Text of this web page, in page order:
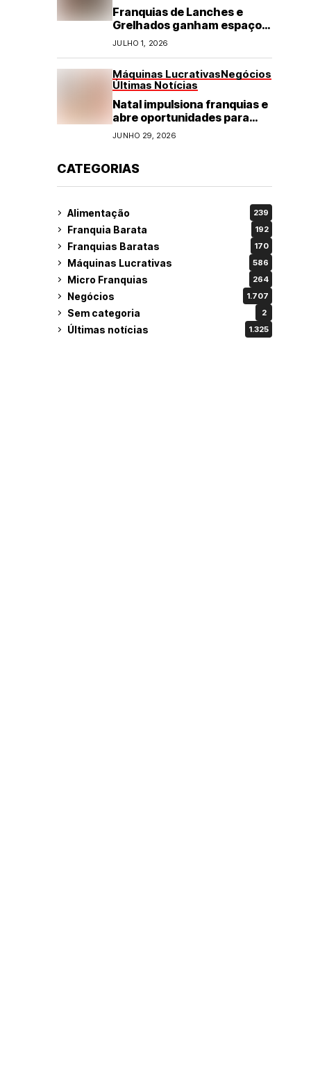
Franquias de Lanches e
Grelhados ganham espaço
com demanda por refeições
rápidas e de qualidade
JULHO 1, 2026
Máquinas LucrativasNegócios
Últimas Notícias
Natal impulsiona franquias e
abre oportunidades para
diversos segmentos do
JUNHO 29, 2026
CATEGORIAS
Alimentação 239
Franquia Barata 192
Franquias Baratas 170
Máquinas Lucrativas 586
Micro Franquias 264
Negócios 1.707
Sem categoria 2
Últimas notícias 1.325